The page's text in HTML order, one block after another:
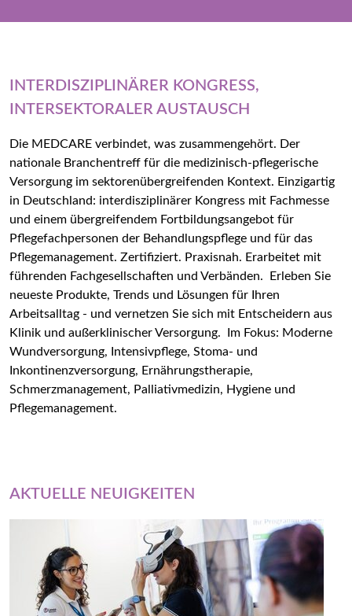
INTERDISZIPLINÄRER KONGRESS,
INTERSEKTORALER AUSTAUSCH
Die MEDCARE verbindet, was zusammengehört. Der
nationale Branchentreff für die medizinisch-pflegerische
Versorgung im sektorenübergreifenden Kontext. Einzigartig
in Deutschland: interdisziplinärer Kongress mit Fachmesse
und einem übergreifendem Fortbildungsangebot für
Pflegefachpersonen der Behandlungspflege und für das
Pflegemanagement. Zertifiziert. Praxisnah. Erarbeitet mit
führenden Fachgesellschaften und Verbänden. Erleben Sie
neueste Produkte, Trends und Lösungen für Ihren
Arbeitsalltag - und vernetzen Sie sich mit Entscheidern aus
Klinik und außerklinischer Versorgung. Im Fokus: Moderne
Wundversorgung, Intensivpflege, Stoma- und
Inkontinenzversorgung, Ernährungstherapie,
Schmerzmanagement, Palliativmedizin, Hygiene und
Pflegemanagement.
AKTUELLE NEUIGKEITEN